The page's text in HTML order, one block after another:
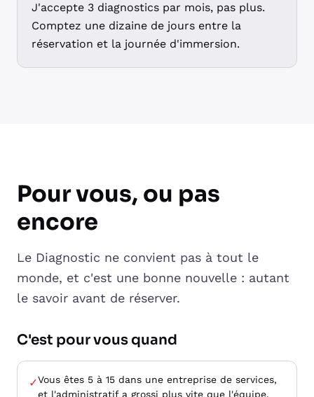
J'accepte 3 diagnostics par mois, pas plus.
Comptez une dizaine de jours entre la
réservation et la journée d'immersion.
Pour vous, ou pas
encore
Le Diagnostic ne convient pas à tout le
monde, et c'est une bonne nouvelle : autant
le savoir avant de réserver.
C'est pour vous quand
✓Vous êtes 5 à 15 dans une entreprise de services,
et l'administratif a grossi plus vite que l'équipe.